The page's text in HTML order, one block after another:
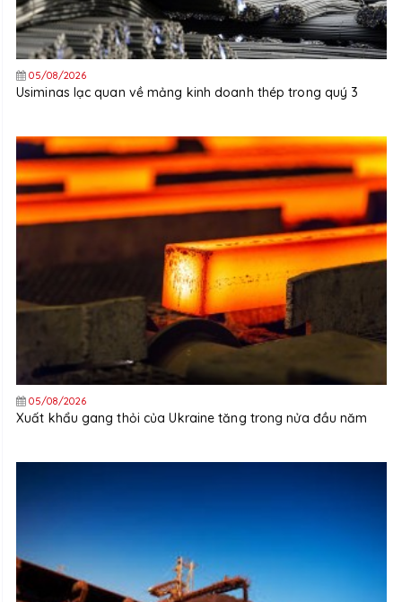
05/08/2026
Usiminas lạc quan về mảng kinh doanh thép trong quý 3
05/08/2026
Xuất khẩu gang thỏi của Ukraine tăng trong nửa đầu năm